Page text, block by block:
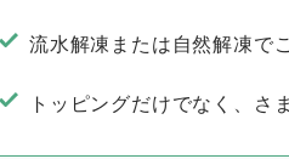
流水解凍または自然解凍で
トッピングだけでなく、さ